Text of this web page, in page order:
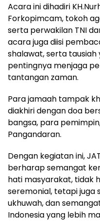
Acara ini dihadiri
Forkopimcam, tokoh
serta perwakilan TNI
acara juga diisi
shalawat, serta
pentingnya menjaga
tantangan zaman.
Para jamaah tampak
diakhiri dengan doa
bangsa, para
Pangandaran.
Dengan kegiatan ini,
berharap semangat
hati masyarakat, tidak
seremonial, tetapi juga
ukhuwah, dan
Indonesia yang lebih